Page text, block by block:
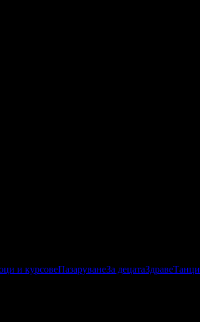
и курсовеПазаруванеЗа децатаЗдравеТанци